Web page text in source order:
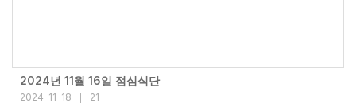
2024년 11월 16일 점심식단
2024-11-18 21